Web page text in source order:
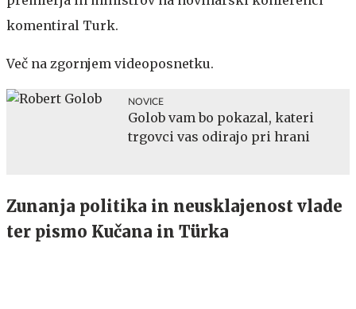
komentiral Turk.
Več na zgornjem videoposnetku.
NOVICE
Golob vam bo pokazal, kateri
trgovci vas odirajo pri hrani
Zunanja politika in neusklajenost vlade
ter pismo Kučana in Türka